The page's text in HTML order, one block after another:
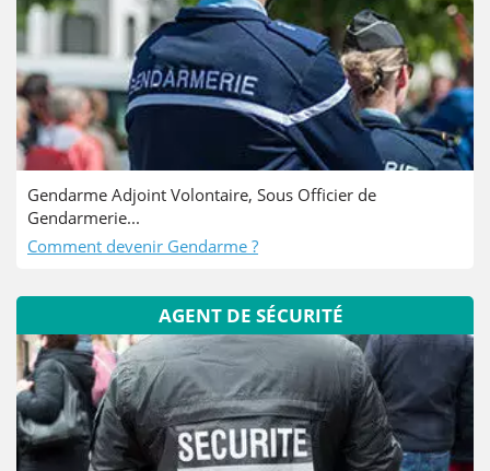
Gendarme Adjoint Volontaire, Sous Officier de
Gendarmerie...
Comment devenir Gendarme ?
AGENT DE SÉCURITÉ